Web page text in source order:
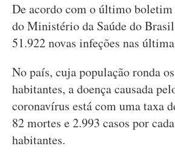
De acordo com o último
do Ministério da Saúde do
51.922 novas infeções nas
No país, cuja população ronda
habitantes, a doença causada
coronavírus está com uma taxa
82 mortes e 2.993 casos por
habitantes.